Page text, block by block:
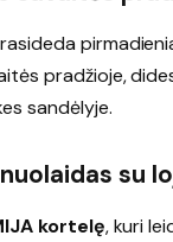
pradžioje,
sandėlyje.
su
kortelę, kuri